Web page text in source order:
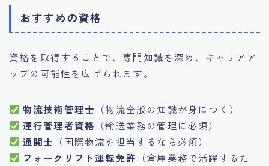
おすすめの資格
資格を取得することで、専門知識を深め、キャリアア
ップの可能性を広げられます。
物流技術管理士 （物流全般の知識が身につく）
運行管理者資格 （輸送業務の管理に必須）
通関士 （国際物流を担当するなら必須）
フォークリフト運転免許 （倉庫業務で活躍するた